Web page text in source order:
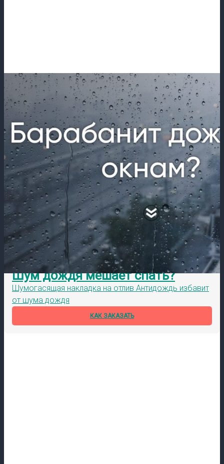
Шум дождя мешает спать?
Шумогасящая накладка на отлив Антидождь избавит
от шума дождя
КАК ЗАКАЗАТЬ